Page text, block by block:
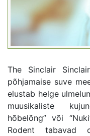
The Sinclair
põhjamaise suve
elustab helge
muusikaliste
hõbelõng” või
Rodent tabavad